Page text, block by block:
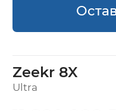
Zeekr 8X
Ultra